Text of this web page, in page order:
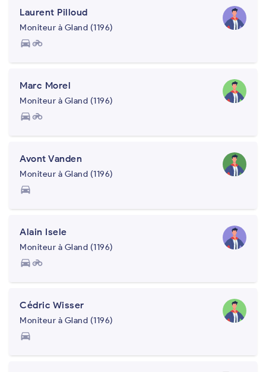
Laurent Pilloud
Moniteur à Gland (1196)
directions_carmotorcycle
Marc Morel
Moniteur à Gland (1196)
directions_carmotorcycle
Avont Vanden
Moniteur à Gland (1196)
directions_car
Alain Isele
Moniteur à Gland (1196)
directions_carmotorcycle
Cédric Wisser
Moniteur à Gland (1196)
directions_car